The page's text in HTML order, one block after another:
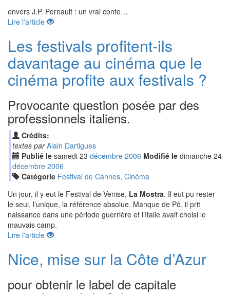
envers J.P. Pernault : un vrai conte…
Lire l'article
Les festivals profitent-ils
davantage au cinéma que le
cinéma profite aux festivals ?
Provocante question posée par des
professionnels italiens.
Crédits:
textes par Alain Dartigues
Publié le samedi 23 décembre 2006 Modifié le dimanche 24
décembre 2006
Catégorie Festival de Cannes, Cinéma
Un jour, il y eut le Festival de Venise, La Mostra. Il eut pu rester
le seul, l’unique, la référence absolue. Manque de Pô, il prit
naissance dans une période guerrière et l’Italie avait choisi le
mauvais camp.
Lire l'article
Nice, mise sur la Côte d’Azur
pour obtenir le label de capitale